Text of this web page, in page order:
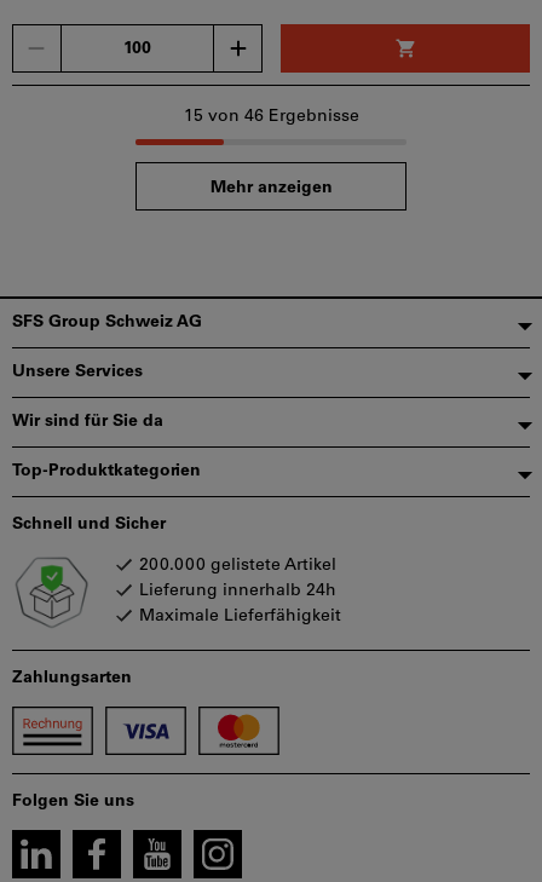
15 von 46 Ergebnisse
Mehr anzeigen
Fußzeile
SFS Group Schweiz AG
Unsere Services
Wir sind für Sie da
Top-Produktkategorien
Folgen Sie uns
Zahlungsarten
Schnell und Sicher
200.000 gelistete Artikel
Lieferung innerhalb 24h
Maximale Lieferfähigkeit